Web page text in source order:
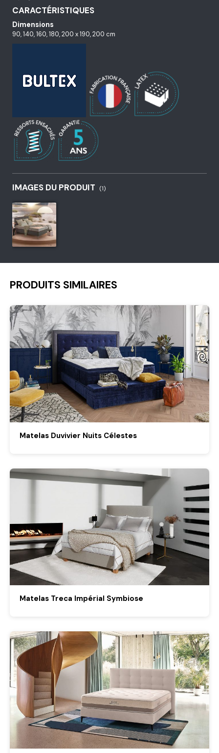
CARACTÉRISTIQUES
Dimensions
90, 140, 160, 180, 200 x 190, 200 cm
IMAGES DU PRODUIT (1)
PRODUITS SIMILAIRES
Matelas Duvivier Nuits Célestes
Matelas Treca Impérial Symbiose